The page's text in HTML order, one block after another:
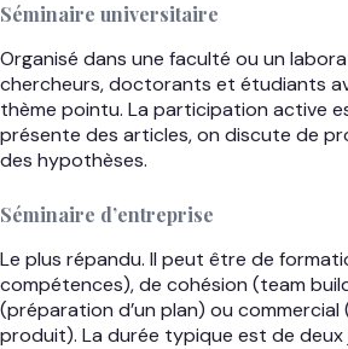
Séminaire universitaire
Organisé dans une faculté ou un
chercheurs, doctorants et étudiants
thème pointu. La participation active
présente des articles, on discute de
des hypothèses.
Séminaire d’entreprise
Le plus répandu. Il peut être de
compétences), de cohésion (team
(préparation d’un plan) ou commercial
produit). La durée typique est de deux